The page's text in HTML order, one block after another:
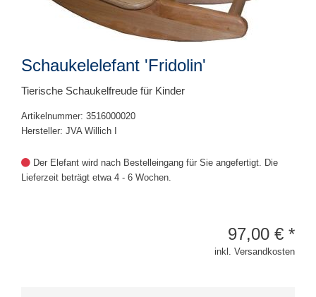
Schaukelelefant 'Fridolin'
Tierische Schaukelfreude für Kinder
Artikelnummer: 3516000020
Hersteller: JVA Willich I
Der Elefant wird nach Bestelleingang für Sie angefertigt. Die
Lieferzeit beträgt etwa 4 - 6 Wochen.
97,00 € *
inkl. Versandkosten